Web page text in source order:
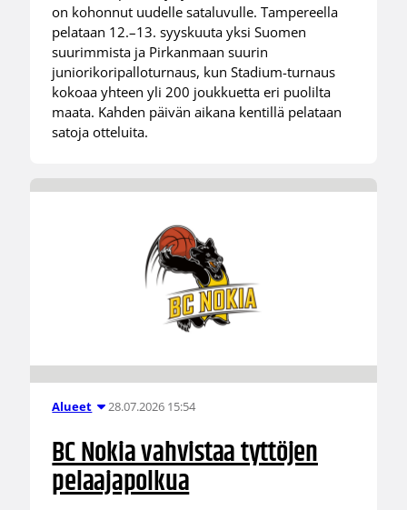
on kohonnut uudelle sataluvulle. Tampereella
pelataan 12.–13. syyskuuta yksi Suomen
suurimmista ja Pirkanmaan suurin
juniorikoripalloturnaus, kun Stadium-turnaus
kokoaa yhteen yli 200 joukkuetta eri puolilta
maata. Kahden päivän aikana kentillä pelataan
satoja otteluita.
Alueet 28.07.2026 15:54
BC Nokia vahvistaa tyttöjen
pelaajapolkua